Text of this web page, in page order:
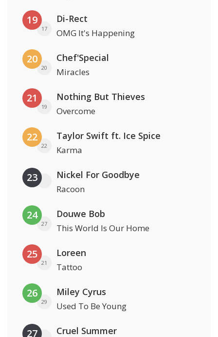
19
17
Di-Rect
OMG It's Happening
20
20
Chef'Special
Miracles
21
19
Nothing But Thieves
Overcome
22
22
Taylor Swift ft. Ice Spice
Karma
23 Nickel For Goodbye
Racoon
24
27
Douwe Bob
This World Is Our Home
25
21
Loreen
Tattoo
26
29
Miley Cyrus
Used To Be Young
27 Cruel Summer